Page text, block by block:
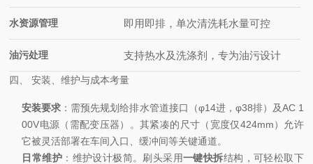
水资源管理 即用即排，单次清洗耗水量可控
油污处理 支持热水及洗涤剂，专为油污设计
四、 安装、维护与成本考量
安装要求 ：需预先规划给排水管道接口（φ14进，φ38排）及AC 1
00V电源（需配变压器）。其紧凑的尺寸（宽度仅424mm）允许
它被灵活部署在车间入口、缓冲间等关键通道。
日常维护 ：维护设计极简。刷头采用一键快拆结构，可轻松取下